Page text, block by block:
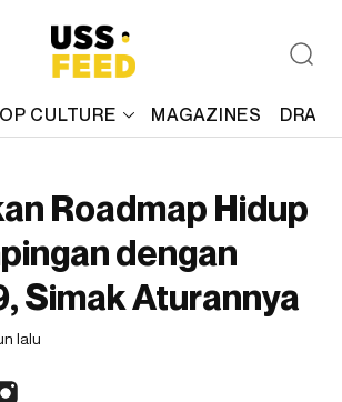
CULTURE MAGAZINES
Roadmap Hidup
dengan
Simak Aturannya
lalu